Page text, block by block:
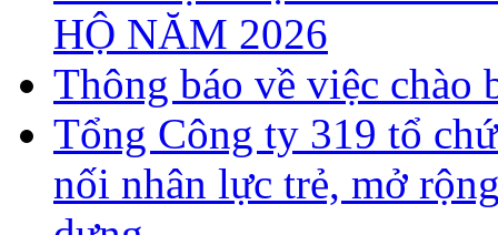
HỘ NĂM 2026
Thông báo về việc chào
Tổng Công ty 319 tổ
nối nhân lực trẻ, mở